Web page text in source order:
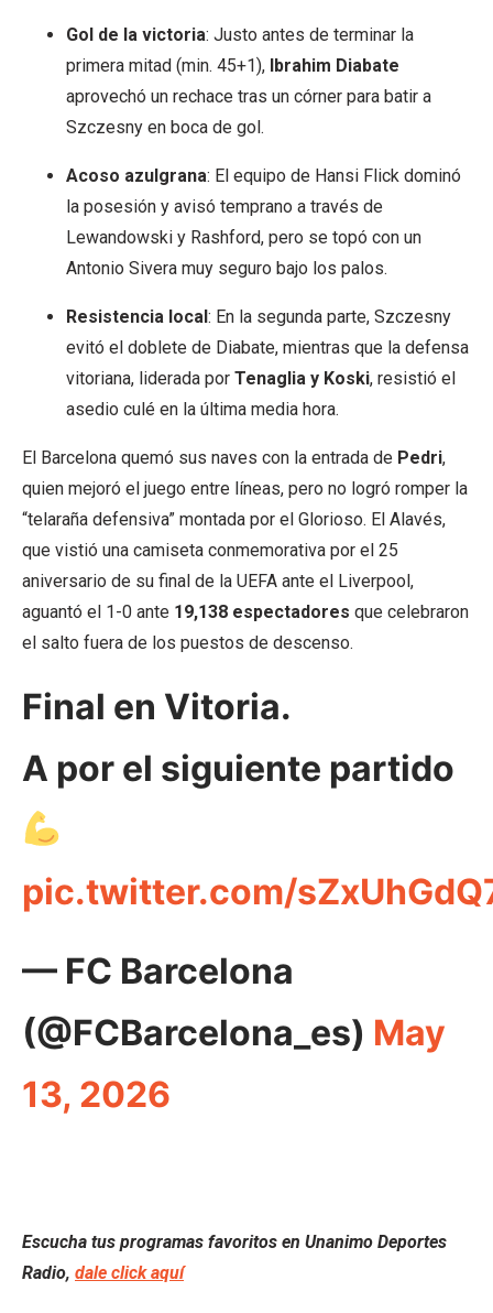
Gol de la victoria: Justo antes de terminar la
primera mitad (min. 45+1), Ibrahim Diabate
aprovechó un rechace tras un córner para batir a
Szczesny en boca de gol.
Acoso azulgrana: El equipo de Hansi Flick dominó
la posesión y avisó temprano a través de
Lewandowski y Rashford, pero se topó con un
Antonio Sivera muy seguro bajo los palos.
Resistencia local : En la segunda parte, Szczesny
evitó el doblete de Diabate, mientras que la defensa
vitoriana, liderada por Tenaglia y Koski, resistió el
asedio culé en la última media hora.
El Barcelona quemó sus naves con la entrada de Pedri,
quien mejoró el juego entre líneas, pero no logró romper la
“telaraña defensiva” montada por el Glorioso. El Alavés,
que vistió una camiseta conmemorativa por el 25
aniversario de su final de la UEFA ante el Liverpool,
aguantó el 1-0 ante 19,138 espectadores que celebraron
el salto fuera de los puestos de descenso.
Final en Vitoria.
A por el siguiente partido
pic.twitter.com/
— FC Barcelona
(@FCBarcelona_es) May
13, 2026
Escucha tus programas favoritos en Unanimo Deportes
Radio, dale click aquí